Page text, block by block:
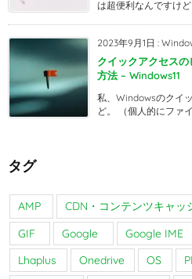
は超便利なんですけど
2023年9月1日 :
クイックアクセス
方法 – Windows11
私、Windowsのクイ
ど。 （個人的にファ
タグ
AMP CDN・コンテンツキャッ
GIF
Google Google IME
Lhaplus
Onedrive OS